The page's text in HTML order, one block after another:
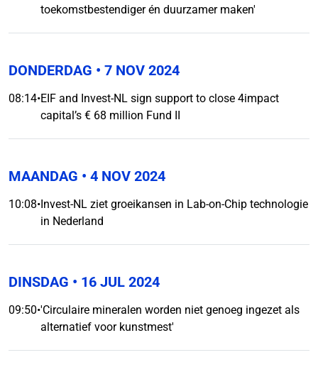
toekomstbestendiger én duurzamer maken'
DONDERDAG • 7 NOV 2024
08:14•EIF and Invest-NL sign support to close 4impact
capital’s € 68 million Fund II
MAANDAG • 4 NOV 2024
10:08•Invest-NL ziet groeikansen in Lab-on-Chip technologie
in Nederland
DINSDAG • 16 JUL 2024
09:50•'Circulaire mineralen worden niet genoeg ingezet als
alternatief voor kunstmest'